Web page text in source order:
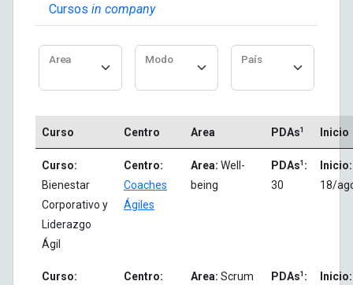
Cursos in company
Area Modo País
Curso Centro Area PDAs1 Inicio
Curso:
Bienestar
Corporativo y
Liderazgo
Ágil
Centro:
Coaches
Ágiles
Area: Well-
being
PDAs1 :
30
Inicio:
18/
Curso:
Centro:
Area: Scrum
PDAs1 :
Inicio: